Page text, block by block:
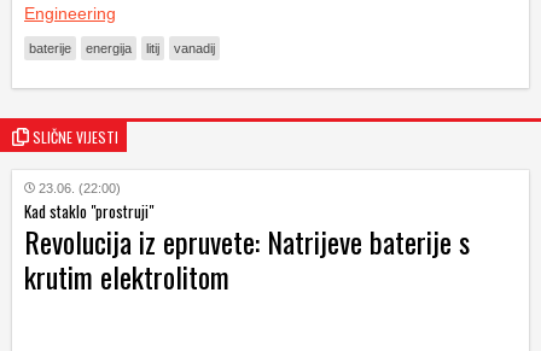
Engineering
baterije energija litij vanadij
SLIČNE VIJESTI
23.06. (22:00)
Kad staklo "prostruji"
Revolucija iz epruvete: Natrijeve baterije s
krutim elektrolitom